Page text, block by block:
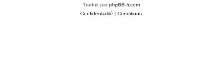
Traduit parphpBB-fr.com
Confidentialité | Conditions